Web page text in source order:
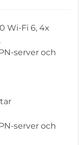
Wi-Fi 6, 4x
server och
server och